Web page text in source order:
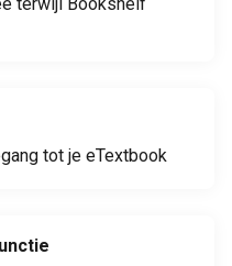
tot je eTextbook